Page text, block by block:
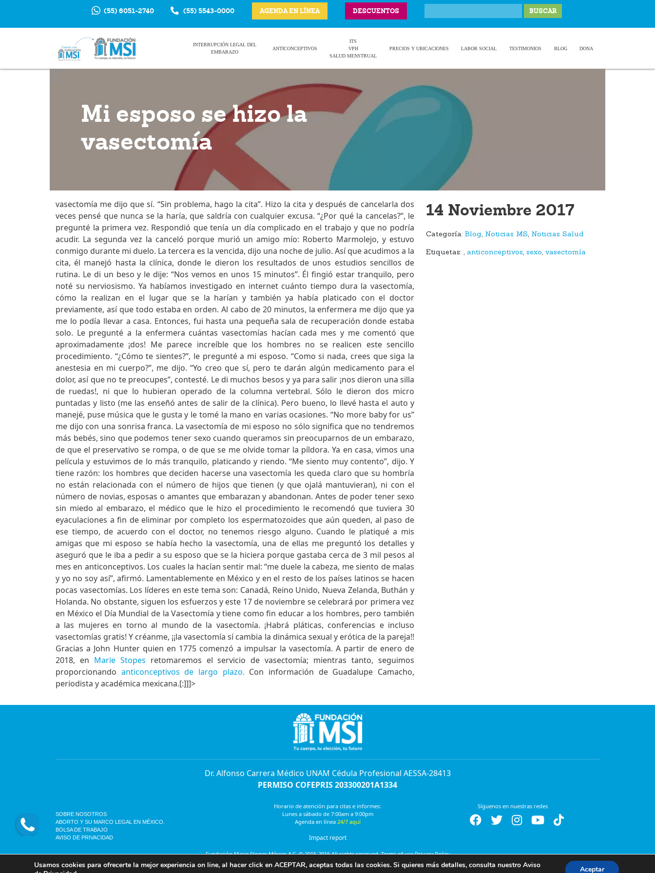
(55) 6051-2740 (55) 5543-0000 AGENDA EN LÍNEA DESCUENTOS
INTERRUPCIÓN LEGAL DEL
EMBARAZO
ANTICONCEPTIVOS
ITS
VPH
SALUD MENSTRUAL
PRECIOS Y UBICACIONES LABOR SOCIAL TESTIMONIOS BLOG DONA
Mi esposo se hizo la
vasectomía
vasectomía me dijo que sí. “Sin problema, hago la cita”. Hizo la cita y después de cancelarla dos
veces pensé que nunca se la haría, que saldría con cualquier excusa. “¿Por qué la cancelas?”, le
pregunté la primera vez. Respondió que tenía un día complicado en el trabajo y que no podría
acudir. La segunda vez la canceló porque murió un amigo mío: Roberto Marmolejo, y estuvo
conmigo durante mi duelo. La tercera es la vencida, dijo una noche de julio. Así que acudimos a la
cita, él manejó hasta la clínica, donde le dieron los resultados de unos estudios sencillos de
rutina. Le di un beso y le dije: “Nos vemos en unos 15 minutos”. Él fingió estar tranquilo, pero
noté su nerviosismo. Ya habíamos investigado en internet cuánto tiempo dura la vasectomía,
cómo la realizan en el lugar que se la harían y también ya había platicado con el doctor
previamente, así que todo estaba en orden. Al cabo de 20 minutos, la enfermera me dijo que ya
me lo podía llevar a casa. Entonces, fui hasta una pequeña sala de recuperación donde estaba
solo. Le pregunté a la enfermera cuántas vasectomías hacían cada mes y me comentó que
aproximadamente ¡dos! Me parece increíble que los hombres no se realicen este sencillo
procedimiento. “¿Cómo te sientes?”, le pregunté a mi esposo. “Como si nada, crees que siga la
anestesia en mi cuerpo?”, me dijo. “Yo creo que sí, pero te darán algún medicamento para el
dolor, así que no te preocupes”, contesté. Le di muchos besos y ya para salir ¡nos dieron una silla
de ruedas!, ni que lo hubieran operado de la columna vertebral. Sólo le dieron dos micro
puntadas y listo (me las enseñó antes de salir de la clínica). Pero bueno, lo llevé hasta el auto y
manejé, puse música que le gusta y le tomé la mano en varias ocasiones. “No more baby for us”
me dijo con una sonrisa franca. La vasectomía de mi esposo no sólo significa que no tendremos
más bebés, sino que podemos tener sexo cuando queramos sin preocuparnos de un embarazo,
de que el preservativo se rompa, o de que se me olvide tomar la píldora. Ya en casa, vimos una
película y estuvimos de lo más tranquilo, platicando y riendo. “Me siento muy contento”, dijo. Y
tiene razón: los hombres que deciden hacerse una vasectomía les queda claro que su hombría
no están relacionada con el número de hijos que tienen (y que ojalá mantuvieran), ni con el
número de novias, esposas o amantes que embarazan y abandonan. Antes de poder tener sexo
sin miedo al embarazo, el médico que le hizo el procedimiento le recomendó que tuviera 30
eyaculaciones a fin de eliminar por completo los espermatozoides que aún queden, al paso de
ese tiempo, de acuerdo con el doctor, no tenemos riesgo alguno. Cuando le platiqué a mis
amigas que mi esposo se había hecho la vasectomía, una de ellas me preguntó los detalles y
aseguró que le iba a pedir a su esposo que se la hiciera porque gastaba cerca de 3 mil pesos al
mes en anticonceptivos. Los cuales la hacían sentir mal: “me duele la cabeza, me siento de malas
y yo no soy así”, afirmó. Lamentablemente en México y en el resto de los países latinos se hacen
pocas vasectomías. Los líderes en este tema son: Canadá, Reino Unido, Nueva Zelanda, Buthán y
Holanda. No obstante, siguen los esfuerzos y este 17 de noviembre se celebrará por primera vez
en México el Día Mundial de la Vasectomía y tiene como fin educar a los hombres, pero también
a las mujeres en torno al mundo de la vasectomía. ¡Habrá pláticas, conferencias e incluso
vasectomías gratis! Y créanme, ¡¡la vasectomía sí cambia la dinámica sexual y erótica de la pareja!!
Gracias a John Hunter quien en 1775 comenzó a impulsar la vasectomía. A partir de enero de
2018, en Marie Stopes retomaremos el servicio de vasectomía; mientras tanto, seguimos
proporcionando anticonceptivos de largo plazo. Con información de Guadalupe Camacho,
periodista y académica mexicana.[:]]]>
14 Noviembre 2017
Categoría: Blog, Noticias MS, Noticias Salud
Etiquetas: , anticonceptivos, sexo, vasectomía
Dr. Alfonso Carrera Médico UNAM Cédula Profesional AESSA-28413
PERMISO COFEPRIS 203300201A1334
SOBRE NOSOTROS
ABORTO Y SU MARCO LEGAL EN MÉXICO.
BOLSA DE TRABAJO
AVISO DE PRIVACIDAD
Horario de atención para citas e informes:
Lunes a sábado de 7:00am a 9:00pm
Agenda en línea 24/7 aquí
Impact report
Síguenos en nuestras redes
Fundación Marie Stopes México A.C. © 2015-2016 All rights reserved. Terms of use Privacy Policy
Usamos cookies para ofrecerte la mejor experiencia on line, al hacer click en ACEPTAR, aceptas todas las cookies. Si quieres más detalles, consulta nuestro Aviso
Aceptar